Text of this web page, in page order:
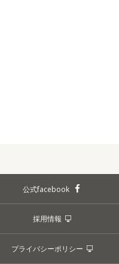
公式facebook
採用情報
プライバシーポリシー